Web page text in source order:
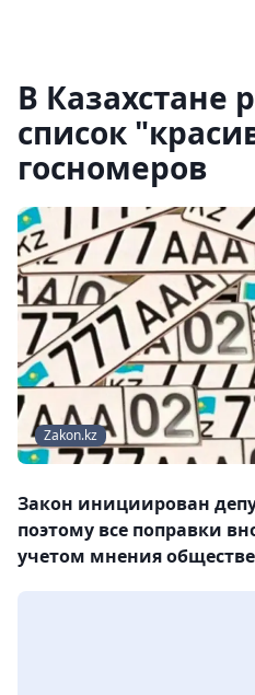
В Казахстане
список
госномеров
Zakon.kz
Закон инициирован
поэтому все поправки
учетом мнения